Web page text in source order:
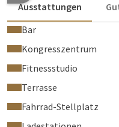
Ausstattungen
Bar
Kongresszentrum
Fitnessstudio
Terrasse
Fahrrad-Stellplatz